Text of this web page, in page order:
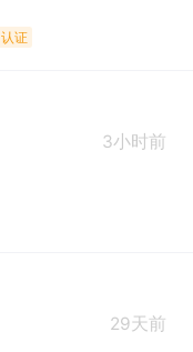
认证
3小时前
29天前